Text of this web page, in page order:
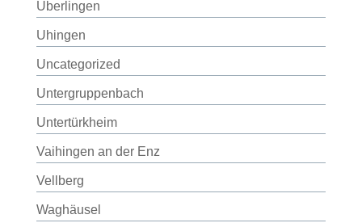
Überlingen
Uhingen
Uncategorized
Untergruppenbach
Untertürkheim
Vaihingen an der Enz
Vellberg
Waghäusel